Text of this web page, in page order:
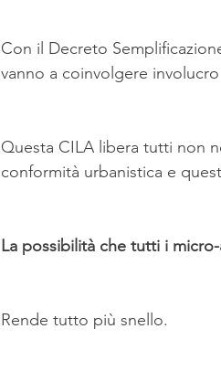
Con il Decreto
vanno a coinvolgere
Questa CILA libera tutti non
conformità urbanistica e
La possibilità che tutti i
Rende tutto più snello.